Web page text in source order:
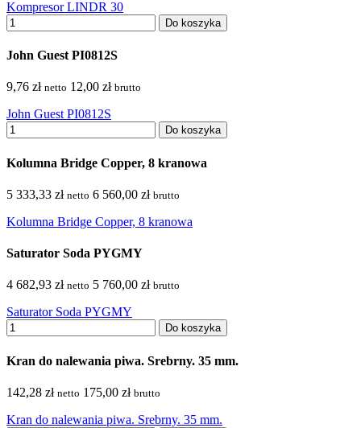
Kompresor LINDR 30
Do koszyka
John Guest PI0812S
9,76 zł netto 12,00 zł brutto
John Guest PI0812S
Do koszyka
Kolumna Bridge Copper, 8 kranowa
5 333,33 zł netto 6 560,00 zł brutto
Kolumna Bridge Copper, 8 kranowa
Saturator Soda PYGMY
4 682,93 zł netto 5 760,00 zł brutto
Saturator Soda PYGMY
Do koszyka
Kran do nalewania piwa. Srebrny. 35 mm.
142,28 zł netto 175,00 zł brutto
Kran do nalewania piwa. Srebrny. 35 mm.